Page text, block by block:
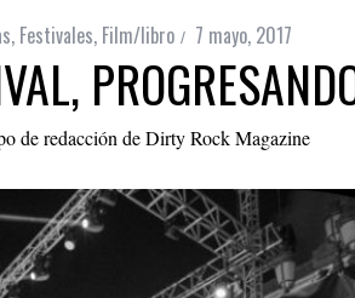
, Festivales, Film/libro 7 mayo, 2017
de redacción de Dirty Rock Magazine